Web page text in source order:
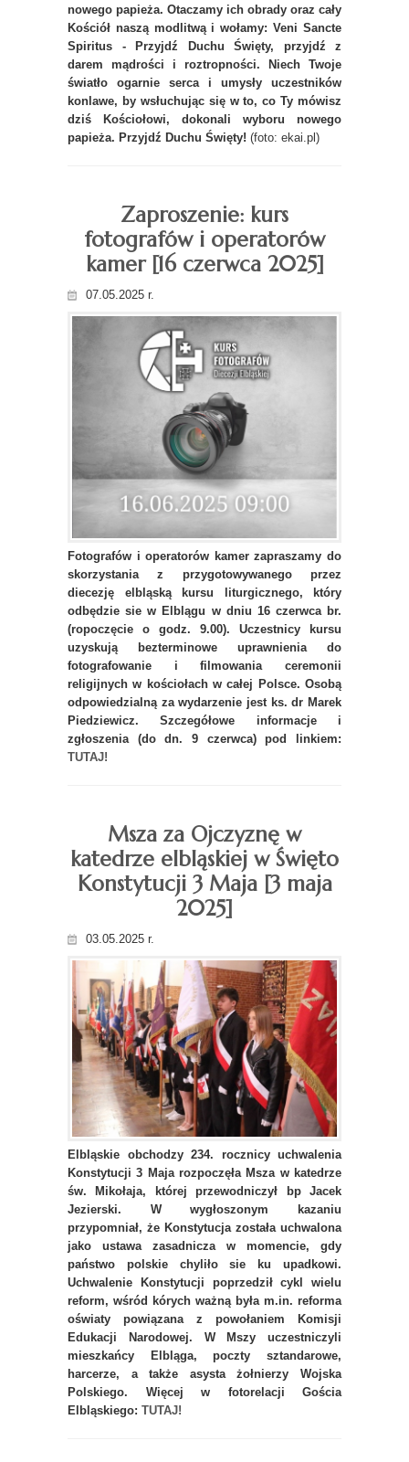
nowego papieża. Otaczamy ich obrady oraz cały
Kościół naszą modlitwą i wołamy: Veni Sancte
Spiritus - Przyjdź Duchu Święty, przyjdź z
darem mądrości i roztropności. Niech Twoje
światło ogarnie serca i umysły uczestników
konlawe, by wsłuchując się w to, co Ty mówisz
dziś Kościołowi, dokonali wyboru nowego
papieża. Przyjdź Duchu Święty! (foto: ekai.pl)
Zaproszenie: kurs
fotografów i operatorów
kamer [16 czerwca 2025]
07.05.2025 r.
Fotografów i operatorów kamer zapraszamy do
skorzystania z przygotowywanego przez
diecezję elbląską kursu liturgicznego, który
odbędzie sie w Elblągu w dniu 16 czerwca br.
(ropoczęcie o godz. 9.00). Uczestnicy kursu
uzyskują bezterminowe uprawnienia do
fotografowanie i filmowania ceremonii
religijnych w kościołach w całej Polsce. Osobą
odpowiedzialną za wydarzenie jest ks. dr Marek
Piedziewicz. Szczegółowe informacje i
zgłoszenia (do dn. 9 czerwca) pod linkiem:
TUTAJ!
Msza za Ojczyznę w
katedrze elbląskiej w Święto
Konstytucji 3 Maja [3 maja
2025]
03.05.2025 r.
Elbląskie obchodzy 234. rocznicy uchwalenia
Konstytucji 3 Maja rozpoczęła Msza w katedrze
św. Mikołaja, której przewodniczył bp Jacek
Jezierski. W wygłoszonym kazaniu
przypomniał, że Konstytucja została uchwalona
jako ustawa zasadnicza w momencie, gdy
państwo polskie chyliło sie ku upadkowi.
Uchwalenie Konstytucji poprzedził cykl wielu
reform, wśród kórych ważną była m.in. reforma
oświaty powiązana z powołaniem Komisji
Edukacji Narodowej. W Mszy uczestniczyli
mieszkańcy Elbląga, poczty sztandarowe,
harcerze, a także asysta żołnierzy Wojska
Polskiego. Więcej w fotorelacji Gościa
Elbląskiego: TUTAJ!